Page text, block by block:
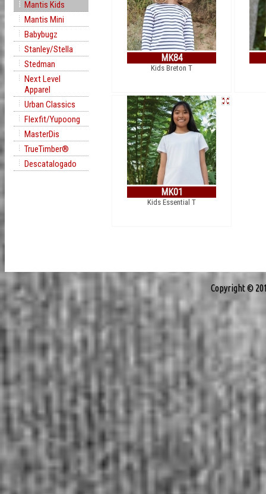
Mantis Kids
Mantis Mini
Babybugz
Stanley/Stella
Stedman
Next Level
Apparel
Urban Classics
Flexfit/Yupoong
MasterDis
TrueTimber®
Descatalogado
MK84
Kids Breton T
MK01
Kids Essential T
Copyright ©